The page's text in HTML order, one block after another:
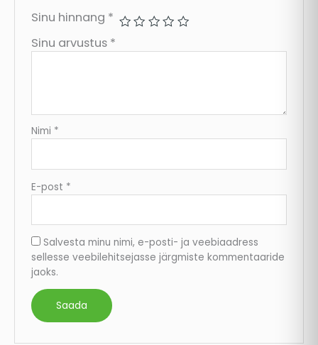
Sinu hinnang *
Sinu arvustus *
Nimi *
E-post *
Salvesta minu nimi, e-posti- ja veebiaadress
sellesse veebilehitsejasse järgmiste kommentaaride
jaoks.